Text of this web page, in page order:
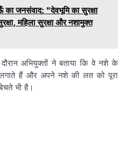
जनसंवाद: "देवभूमि का सुरक्षा
महिला सुरक्षा और नशामुक्त
अभियुक्तों ने बताया कि वे नशे के
हैं और अपने नशे की लत को पूरा
भी है।